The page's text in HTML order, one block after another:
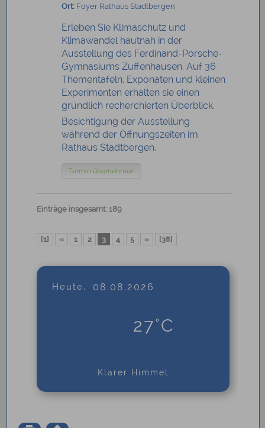
Ort:Foyer Rathaus Stadtbergen
Erleben Sie Klimaschutz und
Klimawandel hautnah in der
Ausstellung des Ferdinand-Porsche-
Gymnasiums Zuffenhausen. Auf 36
Thementafeln, Exponaten und kleinen
Experimenten erhalten sie einen
gründlich recherchierten Überblick.
Besichtigung der Ausstellung
während der Öffnungszeiten im
Rathaus Stadtbergen.
Termin übernehmen
Einträge insgesamt: 189
[1] « 1 2 3 4 5 » [38]
Heute, 08.08.2026
27°C
Klarer Himmel